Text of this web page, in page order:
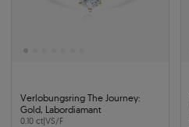
Verlobungsring The Journey:
Gold, Labordiamant
0.10 ct|VS/F